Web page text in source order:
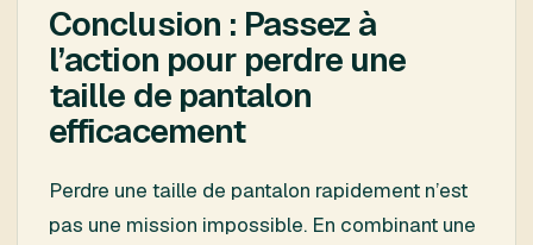
Conclusion : Passez à
l’action pour perdre une
taille de pantalon
efficacement
Perdre une taille de pantalon rapidement n’est
pas une mission impossible. En combinant une